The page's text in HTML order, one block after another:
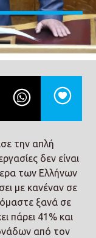
DE UN
την απλή
δεν είναι
των Ελλήνων
με κανέναν σε
ξανά σε
πάρει 41% και
από τον